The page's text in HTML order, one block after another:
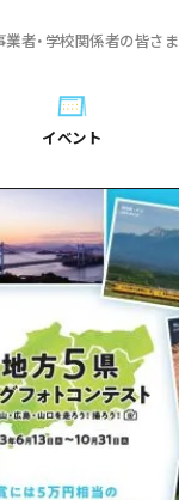
業者・学校関係者の皆さま
弾丸
日帰り
半日
1泊2日
2泊3日
広島市周辺
安芸
備後
備北
芸北
宮島周辺
山口県東部
イベント
Fi
旅行者向け情報一覧
ム
動画でご紹介！
ード